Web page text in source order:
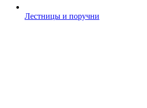
Лестницы и поручни